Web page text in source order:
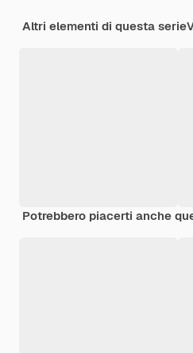
Altri elementi di questa serie
Potrebbero piacerti anche